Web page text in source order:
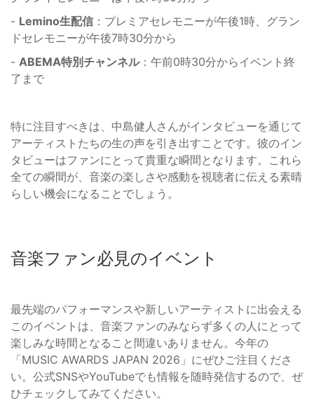
- Lemino生配信 ：プレミアセレモニーが午後1時、グラン
ドセレモニーが午後7時30分から
- ABEMA特別チャンネル：午前0時30分からイベント終
了まで
特に注目すべきは、中島健人さんがインタビューを通じて
アーティストたちの生の声を引き出すことです。彼のイン
タビューはファンにとって貴重な瞬間となります。これら
全ての瞬間が、音楽の楽しさや感動を視聴者に伝える素晴
らしい機会になることでしょう。
音楽ファン必見のイベント
最先端のパフォーマンスや新しいアーティストに出会える
このイベントは、音楽ファンのみならず多くの人にとって
楽しみな時間となること間違いありません。今年の
「MUSIC AWARDS JAPAN 2026」にぜひご注目くださ
い。公式SNSやYouTubeでも情報を随時発信するので、ぜ
ひチェックしてみてください。